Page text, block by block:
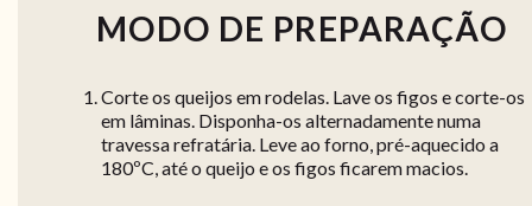
MODO DE PREPARAÇÃO
Corte os queijos em rodelas. Lave os figos e corte-os
em lâminas. Disponha-os alternadamente numa
travessa refratária. Leve ao forno, pré-aquecido a
180ºC, até o queijo e os figos ficarem macios.